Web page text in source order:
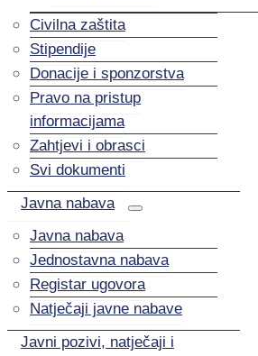
Civilna zaštita
Stipendije
Donacije i sponzorstva
Pravo na pristup
informacijama
Zahtjevi i obrasci
Svi dokumenti
Javna nabava
Javna nabava
Jednostavna nabava
Registar ugovora
Natječaji javne nabave
Javni pozivi, natječaji i